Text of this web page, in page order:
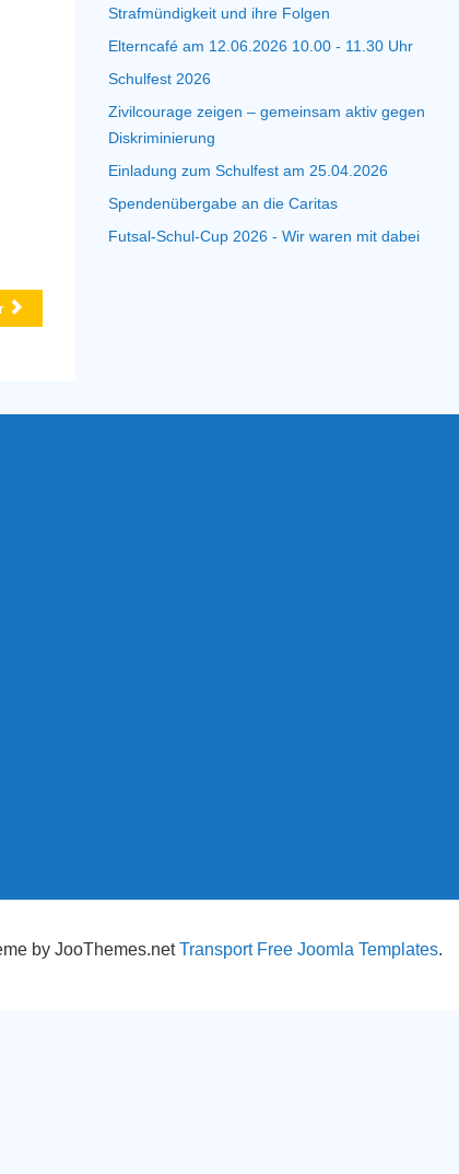
Strafmündigkeit und ihre Folgen
Elterncafé am 12.06.2026 10.00 - 11.30 Uhr
Schulfest 2026
Zivilcourage zeigen – gemeinsam aktiv gegen
Diskriminierung
Einladung zum Schulfest am 25.04.2026
Spendenübergabe an die Caritas
Futsal-Schul-Cup 2026 - Wir waren mit dabei
by JooThemes.netTransport Free Joomla Templates.